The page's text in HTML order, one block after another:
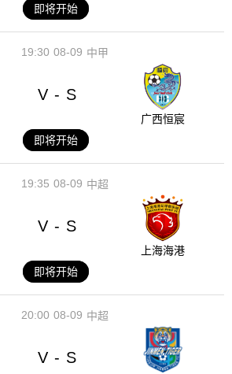
即将开始
08-09
19:30 中甲
V - S
广西恒宸
即将开始
08-09
19:35 中超
V - S
上海海港
即将开始
08-09
20:00 中超
V - S